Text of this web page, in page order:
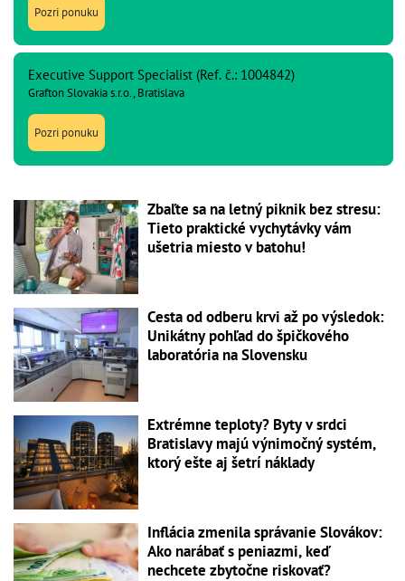
Pozri ponuku
Executive Support Specialist (Ref. č.: 1004842)
Grafton Slovakia s.r.o., Bratislava
Pozri ponuku
Zbaľte sa na letný piknik bez stresu:
Tieto praktické vychytávky vám
ušetria miesto v batohu!
Cesta od odberu krvi až po výsledok:
Unikátny pohľad do špičkového
laboratória na Slovensku
Extrémne teploty? Byty v srdci
Bratislavy majú výnimočný systém,
ktorý ešte aj šetrí náklady
Inflácia zmenila správanie Slovákov:
Ako narábať s peniazmi, keď
nechcete zbytočne riskovať?